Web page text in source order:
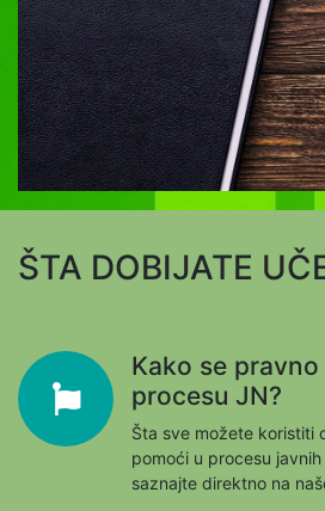
ŠTA DOBIJATE
Kako se
procesu JN?
Šta sve možete koristiti
pomoći u procesu
saznajte direktno na